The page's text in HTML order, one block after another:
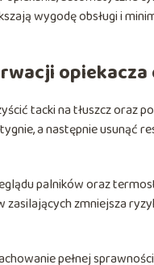
wygodę obsługi i
opiekacza
tacki na tłuszcz oraz
a następnie usunąć
palników oraz
zmniejsza
pełnej